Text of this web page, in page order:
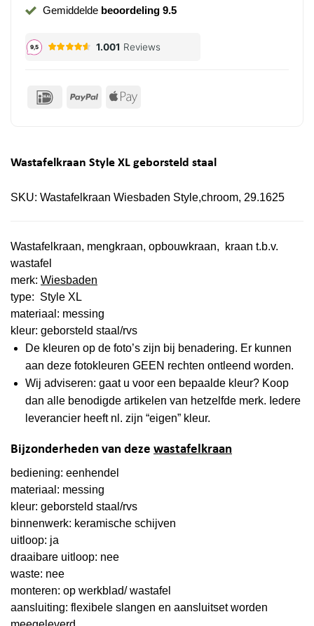
Gemiddelde beoordeling 9.5
IDeal PayPal Apple
Wastafelkraan Style XL geborsteld staal
SKU: Wastafelkraan Wiesbaden Style,chroom, 29.1625
Wastafelkraan, mengkraan, opbouwkraan, kraan t.b.v.
wastafel
merk: Wiesbaden
type: Style XL
materiaal: messing
kleur: geborsteld staal/rvs
De kleuren op de foto’s zijn bij benadering. Er kunnen
aan deze fotokleuren GEEN rechten ontleend worden.
Wij adviseren: gaat u voor een bepaalde kleur? Koop
dan alle benodigde artikelen van hetzelfde merk. Iedere
leverancier heeft nl. zijn “eigen” kleur.
Bijzonderheden van deze wastafelkraan
bediening: eenhendel
materiaal: messing
kleur: geborsteld staal/rvs
binnenwerk: keramische schijven
uitloop: ja
draaibare uitloop: nee
waste: nee
monteren: op werkblad/ wastafel
aansluiting: flexibele slangen en aansluitset worden